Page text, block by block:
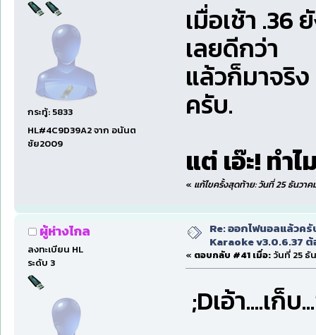
กระทู้: 5833
HL#4C9D39A2 จาก อนันต
ชัย2009
เมื่อเช้า .36
เลยดีกว่า
แล้วก็มาจริ
ครับ.
แต่ เอ๊ะ! ทำ
« แก้ไขครั้งสุดท้าย: วันที่ 25 ธันวา
ผู้ห่างไกล
ลงทะเบียน HL
ระดับ 3
Re: ออกไฟนอลแล้วค
Karaoke v3.0.6.37
« ตอบกลับ #41 เมื่อ: วันที่ 25 ธั
;Dเอ้า....เ